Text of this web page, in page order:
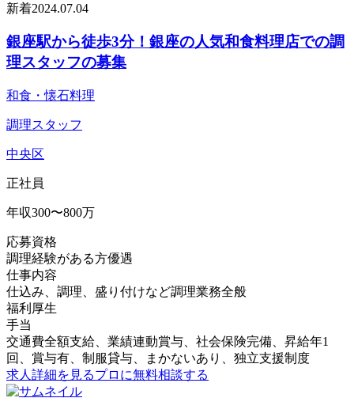
新着2024.07.04
銀座駅から徒歩3分！銀座の人気和食料理店での調
理スタッフの募集
和食・懐石料理
調理スタッフ
中央区
正社員
年収300〜800万
応募資格
調理経験がある方優遇
仕事内容
仕込み、調理、盛り付けなど調理業務全般
福利厚生
手当
交通費全額支給、業績連動賞与、社会保険完備、昇給年1
回、賞与有、制服貸与、まかないあり、独立支援制度
求人詳細を見るプロに無料相談する